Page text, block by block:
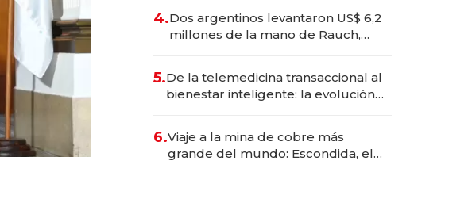
deportivo y el cuidado corporal
4.Dos argentinos levantaron US$ 6,2
millones de la mano de Rauch,
5.De la telemedicina transaccional al
bienestar inteligente: la evolución
6.Viaje a la mina de cobre más
grande del mundo: Escondida, el